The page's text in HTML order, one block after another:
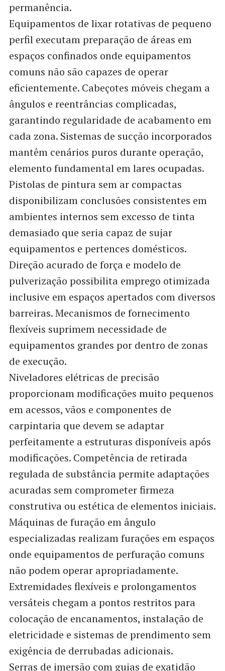
permanência.
Equipamentos de lixar rotativas de pequeno
perfil executam preparação de áreas em
espaços confinados onde equipamentos
comuns não são capazes de operar
eficientemente. Cabeçotes móveis chegam a
ângulos e reentrâncias complicadas,
garantindo regularidade de acabamento em
cada zona. Sistemas de sucção incorporados
mantêm cenários puros durante operação,
elemento fundamental em lares ocupadas.
Pistolas de pintura sem ar compactas
disponibilizam conclusões consistentes em
ambientes internos sem excesso de tinta
demasiado que seria capaz de sujar
equipamentos e pertences domésticos.
Direção acurado de força e modelo de
pulverização possibilita emprego otimizada
inclusive em espaços apertados com diversos
barreiras. Mecanismos de fornecimento
flexíveis suprimem necessidade de
equipamentos grandes por dentro de zonas
de execução.
Niveladores elétricas de precisão
proporcionam modificações muito pequenos
em acessos, vãos e componentes de
carpintaria que devem se adaptar
perfeitamente a estruturas disponíveis após
modificações. Competência de retirada
regulada de substância permite adaptações
acuradas sem comprometer firmeza
construtiva ou estética de elementos iniciais.
Máquinas de furação em ângulo
especializadas realizam furações em espaços
onde equipamentos de perfuração comuns
não podem operar apropriadamente.
Extremidades flexíveis e prolongamentos
versáteis chegam a pontos restritos para
colocação de encanamentos, instalação de
eletricidade e sistemas de prendimento sem
exigência de derrubadas adicionais.
Serras de imersão com guias de exatidão